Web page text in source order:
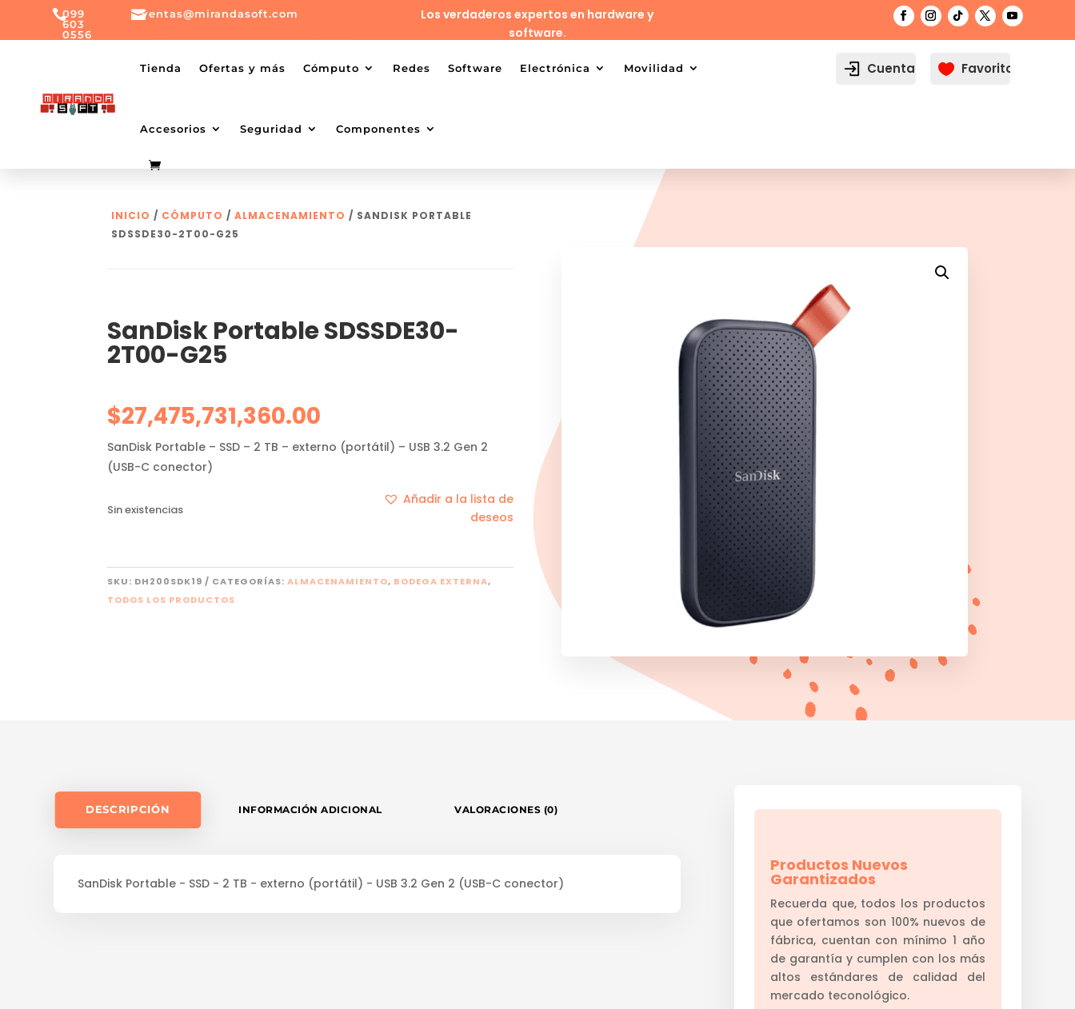
099
603
0556
0556
ventas@mirandasoft.com
mailto:ventas@mirandasoft.com
Los verdaderos expertos en hardware y
software.
Tienda Ofertas y más Cómputo Redes Software Electrónica Movilidad
Accesorios Seguridad Componentes
Cuenta  Favoritos
INICIO / CÓMPUTO /ALMACENAMIENTO / SANDISK PORTABLE
SDSSDE30-2T00-G25
SanDisk Portable SDSSDE30-
2T00-G25
$27,475,731,360.00
SanDisk Portable – SSD – 2 TB – externo (portátil) – USB 3.2 Gen 2
(USB-C conector)
Sin existencias
Añadir a la lista de
deseos
SKU: DH200SDK19 CATEGORÍAS:ALMACENAMIENTO, BODEGA EXTERNA,
TODOS LOS PRODUCTOS
DESCRIPCIÓN INFORMACIÓN ADICIONAL VALORACIONES (0)
SanDisk Portable - SSD - 2 TB - externo (portátil) - USB 3.2 Gen 2 (USB-C conector)
Productos Nuevos
Garantizados
Recuerda que, todos los productos
que ofertamos son 100% nuevos de
fábrica, cuentan con mínimo 1 año
de garantía y cumplen con los más
altos estándares de calidad del
mercado teconológico.